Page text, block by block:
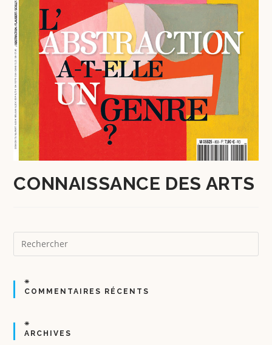
CONNAISSANCE DES ARTS
COMMENTAIRES RÉCENTS
ARCHIVES